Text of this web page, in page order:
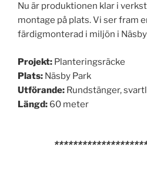
Nu är produktionen klar i
montage på plats. Vi ser fram
färdigmonterad i miljön i
Projekt: Planteringsräcke
Plats: Näsby Park
Utförande: Rundstänger,
Längd: 60 meter